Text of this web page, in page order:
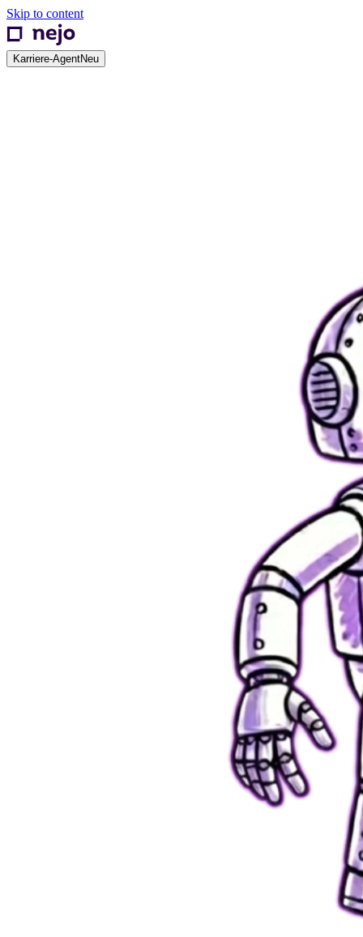
Skip to content
Karriere-AgentNeu